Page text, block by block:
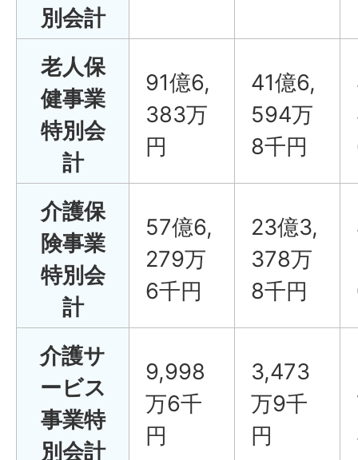
別会計
老人保
健事業
特別会
計
91億6,
383万
円
41億6,
594万
8千円
介護保
険事業
特別会
計
57億6,
279万
6千円
23億3,
378万
8千円
介護サ
ービス
事業特
別会計
9,998
万6千
円
3,473
万9千
円